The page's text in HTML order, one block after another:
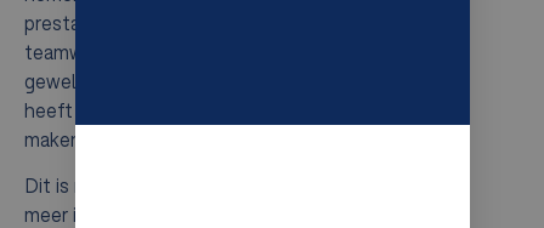
prestatie werd mogelijk gemaakt door ongelooflijk
teamwerk en samenwerking met Lyreco en onze
geweldige partners. Hartelijk dank aan iedereen die
heeft bijgedragen om van dit project een succes te
maken!
Dit is nog maar het begin – blijf op de hoogte voor
meer inzichten in hoe we onze activiteiten